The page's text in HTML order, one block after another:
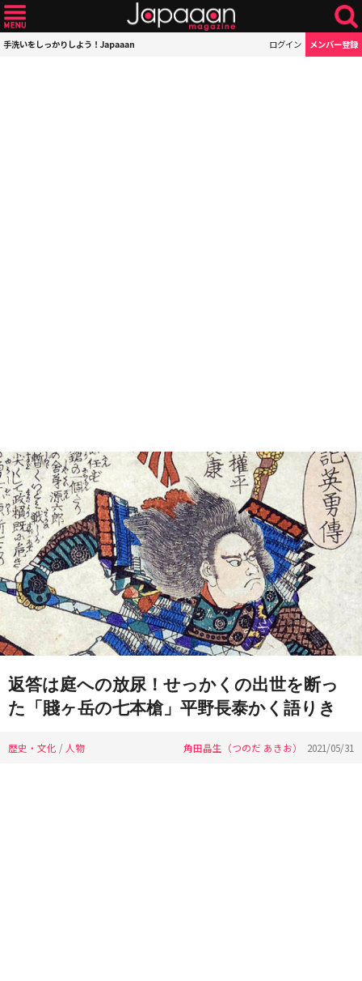
手洗いをしっかりしよう！Japaaan ログイン メンバー登録
返答は庭への放尿！せっかくの出世を断っ
た「賤ヶ岳の七本槍」平野長泰かく語りき
歴史・文化 / 人物 角田晶生（つのだ あきお） 2021/05/31